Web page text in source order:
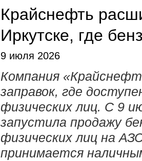
Крайснефть
Иркутске, где
9 июля 2026
Компания
заправок, где
физических лиц. С 9
запустила продажу
физических лиц на
принимается